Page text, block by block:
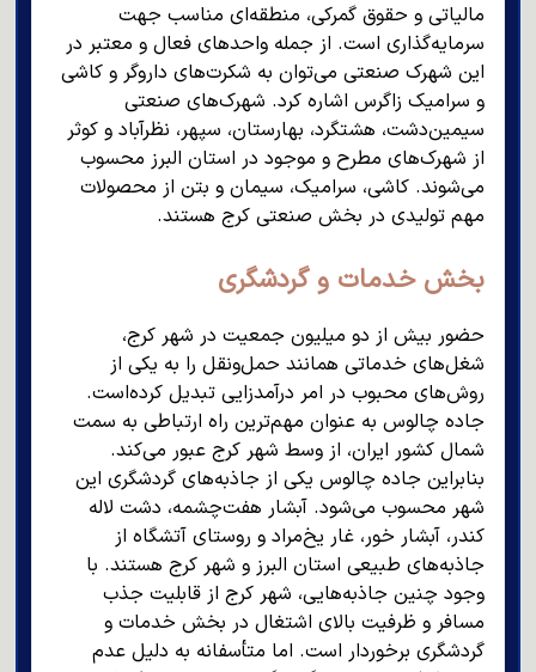
مالیاتی و حقوق گمرکی، منطقه‌ای مناسب جهت
سرمایه‌گذاری است. از جمله واحدهای فعال و معتبر در
این شهرک صنعتی می‌توان به شکرت‌های داروگر و کاشی
و سرامیک زاگرس اشاره کرد. شهرک‌های صنعتی
سیمین‌دشت، هشتگرد، بهارستان، سپهر، نظرآباد و کوثر
از شهرک‌های مطرح و موجود در استان البرز محسوب
می‌شوند. کاشی، سرامیک، سیمان و بتن از محصولات
مهم تولیدی در بخش صنعتی کرج هستند.
بخش خدمات و گردشگری
حضور بیش از دو میلیون جمعیت در شهر کرج،
شغل‌های خدماتی همانند حمل‌ونقل را به یکی از
روش‌های محبوب در امر درآمدزایی تبدیل کرده‌است.
جاده چالوس به عنوان مهم‌ترین راه ارتباطی به سمت
شمال کشور ایران، از وسط شهر کرج عبور می‌کند.
بنابراین جاده چالوس یکی از جاذبه‌های گردشگری این
شهر محسوب می‌شود. آبشار هفت‌چشمه، دشت لاله
کندر، آبشار خور، غار یخ‌مراد و روستای آتشگاه از
جاذبه‌های طبیعی استان البرز و شهر کرج هستند. با
وجود چنین جاذبه‌هایی، شهر کرج از قابلیت جذب
مسافر و ظرفیت بالای اشتغال در بخش خدمات و
گردشگری برخوردار است. اما متأسفانه به دلیل عدم